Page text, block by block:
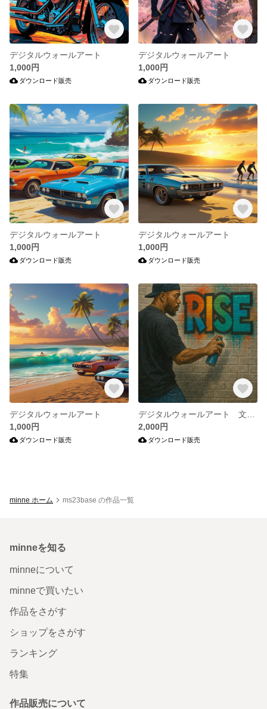
デジタルウォールアート
1,000円
ダウンロード販売
デジタルウォールアート
1,000円
ダウンロード販売
デジタルウォールアート
1,000円
ダウンロード販売
デジタルウォールアート
1,000円
ダウンロード販売
デジタルウォールアート
1,000円
ダウンロード販売
2,000円
ダウンロード販売
minne ホーム ms23base の作品一覧
minneを知る
minneについて
minneで買いたい
作品をさがす
ショップをさがす
ランキング
特集
作品販売について